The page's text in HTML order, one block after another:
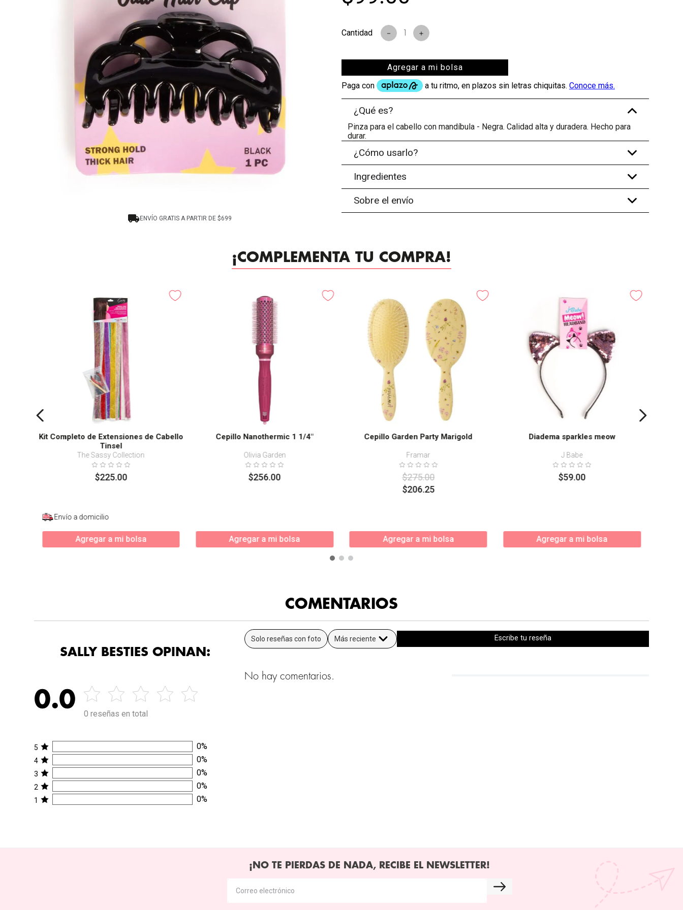
ENVÍO GRATIS A PARTIR DE $699
＋
－
Agregar a mi bolsa
¿Qué es? -
Pinza para el cabello con mandíbula - Negra. Calidad alta y duradera. Hecho para
durar.
¿Cómo usarlo? +
Ingredientes +
Sobre el envío +
¡COMPLEMENTA TU COMPRA!
Kit Completo de Extensiones de Cabello
Tinsel
The Sassy Collection
$225.00
Envío a domicilio
Agregar a mi bolsa
Cepillo Nanothermic 1 1/4"
Olivia Garden
$256.00
Agregar a mi bolsa
Cepillo Garden Party Marigold
Framar
$275.00
$206.25
Agregar a mi bolsa
Diadema sparkles meow
J Babe
$59.00
Agregar a mi bolsa
COMENTARIOS
SALLY BESTIES OPINAN:
0.0
0 reseñas en total
5 0%
4 0%
3 0%
2 0%
1 0%
Solo reseñas con foto Más reciente Escribe tu reseña
No hay comentarios.
¡NO TE PIERDAS DE NADA, RECIBE EL NEWSLETTER!
protectores termicos
tocobo
centella